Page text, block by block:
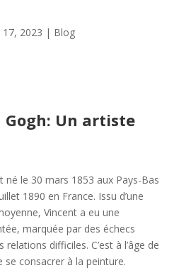
17, 2023 | Blog
Gogh: Un artiste
né le 30 mars 1853 aux Pays-Bas
1890 en France. Issu d’une
Vincent a eu une
marquée par des échecs
difficiles. C’est à l’âge de
se consacrer à la peinture.